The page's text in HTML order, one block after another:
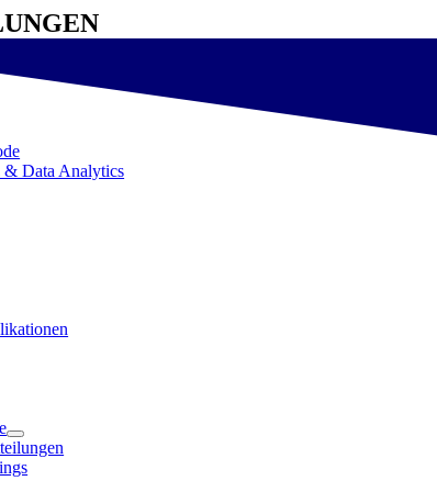
Data Analytics